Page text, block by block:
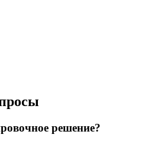
решение?